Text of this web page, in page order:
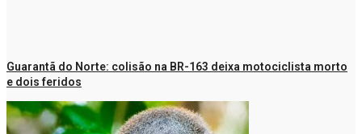
Guarantã do Norte: colisão na BR-163 deixa motociclista morto
e dois feridos